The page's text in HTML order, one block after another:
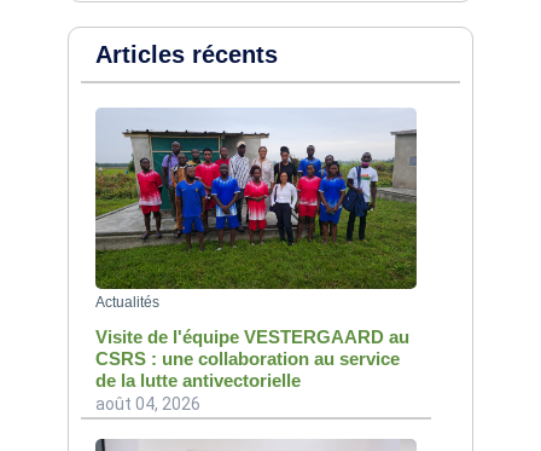
Articles récents
Actualités
Visite de l'équipe VESTERGAARD au
CSRS : une collaboration au service
de la lutte antivectorielle
août 04, 2026